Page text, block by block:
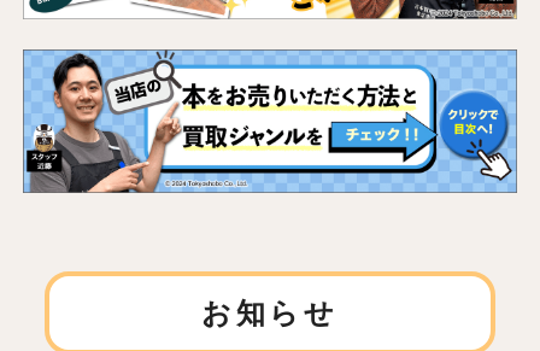
お知らせ